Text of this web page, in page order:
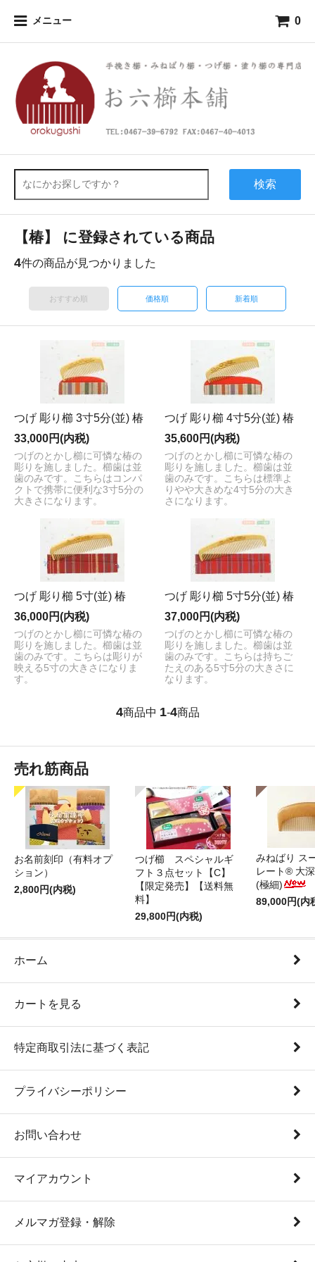
メニュー 0
検索
【椿】 に登録されている商品
4件の商品が見つかりました
おすすめ順 価格順 新着順
つげ 彫り櫛 3寸5分(並) 椿
33,000円(内税)
つげのとかし櫛に可憐な椿の
彫りを施しました。櫛歯は並
歯のみです。こちらはコンパ
クトで携帯に便利な3寸5分の
大きさになります。
つげ 彫り櫛 4寸5分(並) 椿
35,600円(内税)
つげのとかし櫛に可憐な椿の
彫りを施しました。櫛歯は並
歯のみです。こちらは標準よ
りやや大きめな4寸5分の大き
さになります。
つげ 彫り櫛 5寸(並) 椿
36,000円(内税)
つげのとかし櫛に可憐な椿の
彫りを施しました。櫛歯は並
歯のみです。こちらは彫りが
映える5寸の大きさになりま
す。
つげ 彫り櫛 5寸5分(並) 椿
37,000円(内税)
つげのとかし櫛に可憐な椿の
彫りを施しました。櫛歯は並
歯のみです。こちらは持ちご
たえのある5寸5分の大きさに
なります。
4商品中 1-4商品
売れ筋商品
お名前刻印（有料オプ
ション）
2,800円(内税)
つげ櫛 スペシャルギ
フト３点セット【C】
【限定発売】【送料無
料】
29,800円(内税)
みねばり ス
レート® 大
(極細)
89,000円(内
ホーム
カートを見る
特定商取引法に基づく表記
プライバシーポリシー
お問い合わせ
マイアカウント
メルマガ登録・解除